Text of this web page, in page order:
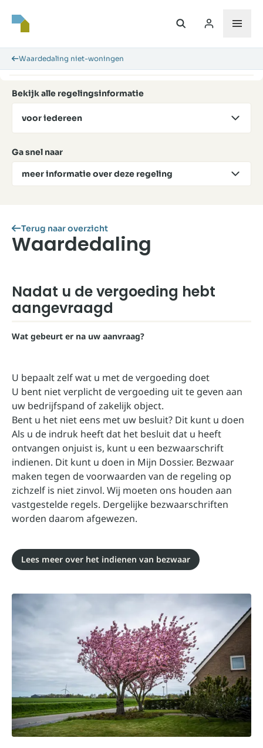
Waardedaling niet-woningen
Bekijk alle regelingsinformatie
voor iedereen
Ga snel naar
meer informatie over deze regeling
Terug naar overzicht
Waardedaling
Nadat u de vergoeding hebt
aangevraagd
Wat gebeurt er na uw aanvraag?
U bepaalt zelf wat u met de vergoeding doet
U bent niet verplicht de vergoeding uit te geven aan
uw bedrijfspand of zakelijk object.
Bent u het niet eens met uw besluit? Dit kunt u doen
Als u de indruk heeft dat het besluit dat u heeft
ontvangen onjuist is, kunt u een bezwaarschrift
indienen. Dit kunt u doen in Mijn Dossier. Bezwaar
maken tegen de voorwaarden van de regeling op
zichzelf is niet zinvol. Wij moeten ons houden aan
vastgestelde regels. Dergelijke bezwaarschriften
worden daarom afgewezen.
Lees meer over het indienen van bezwaar